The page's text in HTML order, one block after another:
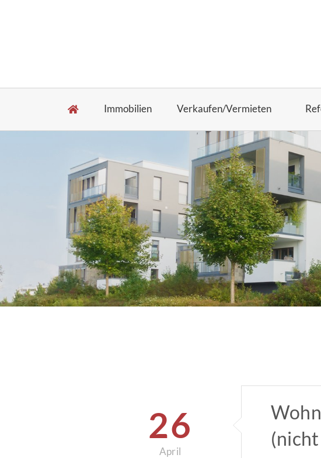
Immobilien Verkaufen/Vermieten
26
April